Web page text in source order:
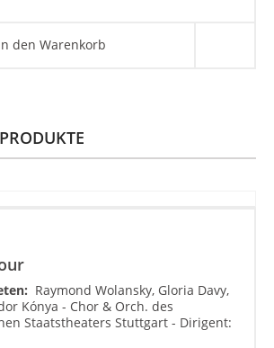
den Warenkorb
Raymond Wolansky, Gloria Davy,
Kónya - Chor & Orch. des
Staatstheaters Stuttgart - Dirigent: